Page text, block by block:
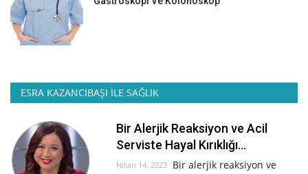
ESRA KAZANCIBAŞI İLE SAĞLIK
Bir Alerjik Reaksiyon ve Acil
Serviste Hayal Kırıklığı...
Nisan 14, 2023 Bir alerjik reaksiyon ve